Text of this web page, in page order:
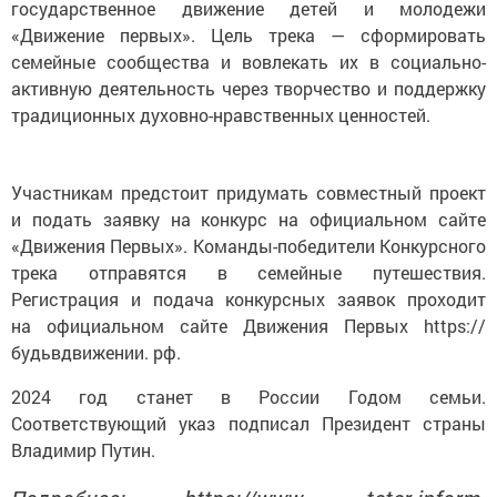
государственное движение детей и молодежи
«Движение первых». Цель трека — сформировать
семейные сообщества и вовлекать их в социально-
активную деятельность через творчество и поддержку
традиционных духовно-нравственных ценностей.
Участникам предстоит придумать совместный проект
и подать заявку на конкурс на официальном сайте
«Движения Первых». Команды-победители Конкурсного
трека отправятся в семейные путешествия.
Регистрация и подача конкурсных заявок проходит
на официальном сайте Движения Первых https://
будьвдвижении. рф.
2024 год станет в России Годом семьи.
Соответствующий указ подписал Президент страны
Владимир Путин.